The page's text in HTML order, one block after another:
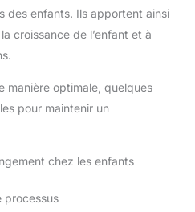
des enfants. Ils apportent ainsi
croissance de l’enfant et à
manière optimale, quelques
pour maintenir un
chez les enfants
processus